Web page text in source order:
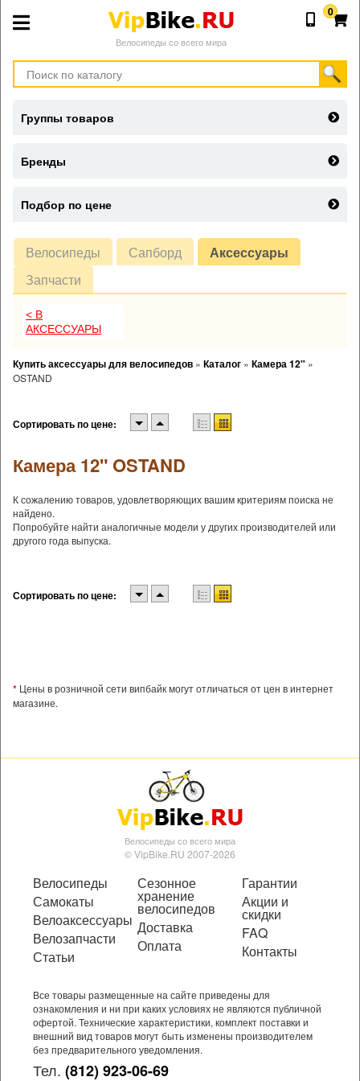
Велосипеды со всего мира
0
Велосипеды Сапборд
Аксессуары
Запчасти
< В
АКСЕССУАРЫ
Купить аксессуары для велосипедов » Каталог » Камера 12" »
OSTAND
Сортировать по цене:
Камера 12" OSTAND
К сожалению товаров, удовлетворяющих вашим критериям поиска не
найдено.
Попробуйте найти аналогичные модели у других производителей или
другого года выпуска.
Сортировать по цене:
* Цены в розничной сети випбайк могут отличаться от цен в интернет
магазине.
Группы товаров
Бренды
Подбор по цене
Велосипеды со всего мира
© VipBike.RU 2007-2026
Велосипеды
Самокаты
Велоаксессуары
Велозапчасти
Статьи
Сезонное
хранение
велосипедов
Доставка
Оплата
Гарантии
Акции и
скидки
FAQ
Контакты
Все товары размещенные на сайте приведены для
ознакомления и ни при каких условиях не являются публичной
офертой. Технические характеристики, комплект поставки и
внешний вид товаров могут быть изменены производителем
без предварительного уведомления.
Тел. (812) 923-06-69